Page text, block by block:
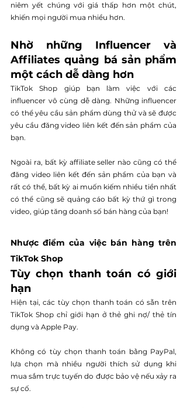
niêm yết chúng với giá thấp hơn một chút,
khiến mọi người mua nhiều hơn.
Nhờ những Influencer và
Affiliates quảng bá sản phẩm
một cách dễ dàng hơn
TikTok Shop giúp bạn làm việc với các
influencer vô cùng dễ dàng. Những influencer
có thể yêu cầu sản phẩm dùng thử và sẽ được
yêu cầu đăng video liên kết đến sản phẩm của
bạn.
Ngoài ra, bất kỳ affiliate seller nào cũng có thể
đăng video liên kết đến sản phẩm của bạn và
rất có thể, bất kỳ ai muốn kiếm nhiều tiền nhất
có thể cũng sẽ quảng cáo bất kỳ thứ gì trong
video, giúp tăng doanh số bán hàng của bạn!
Nhược điểm của việc bán hàng trên
TikTok Shop
Tùy chọn thanh toán có giới
hạn
Hiện tại, các tùy chọn thanh toán có sẵn trên
TikTok Shop chỉ giới hạn ở thẻ ghi nợ/ thẻ tín
dụng và Apple Pay.
Không có tùy chọn thanh toán bằng PayPal,
lựa chọn mà nhiều người thích sử dụng khi
mua sắm trực tuyến do được bảo vệ nếu xảy ra
sự cố.